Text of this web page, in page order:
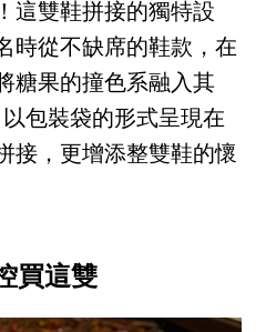
這雙鞋拼接的獨特設
時從不缺席的鞋款，在
糖果的撞色系融入其
包裝袋的形式呈現在
接，更增添整雙鞋的懷
買這雙